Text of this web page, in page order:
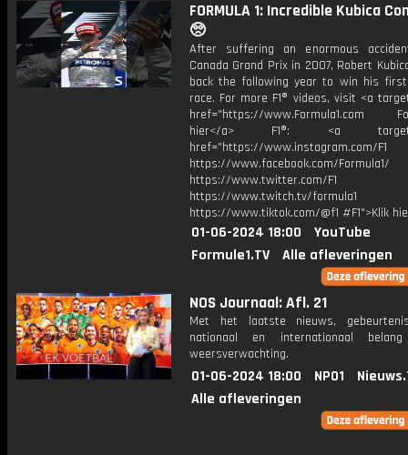
FORMULA 1: Incredible Kubica
🥺
After suffering an enormous
Canada Grand Prix in 2007, Robert
back the following year to win his
race. For more F1® videos, visit <a
href="https://www.Formula1.com
hier</a> F1®: <a
href="https://www.instagram.com/F1
https://www.facebook.com/Formula1/
https://www.twitter.com/F1
https://www.twitch.tv/formula1
https://www.tiktok.com/@f1 #F1">Klik
01-06-2024 18:00
YouTube
Formule1.TV
Alle afleveringen
NOS Journaal: Afl. 21
Met het laatste nieuws,
nationaal en internationaal
weersverwachting.
01-06-2024 18:00 NPO1
Alle afleveringen